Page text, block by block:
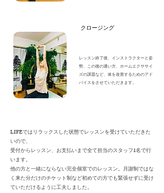
クロージング
​レッスン終了後、インストラクターと姿
勢、この後の通い方、ホームエクササイ
ズの課題など、体を改善するためのアド
バイスをさせていただきます。
LIFEではリラックスした状態でレッスンを受けていただきた
いので、
受付からレッスン、お支払いまで全て担当のスタッフ1名で行
います。
他の方と一緒にならない完全個室でのレッスン。月謝制ではな
く来た分だけのチケット制など初めての方でも緊張せずに受け
ていただけるように工夫しました。